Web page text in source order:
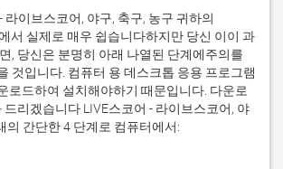
라이브스코어, 야구, 축구, 농구 귀하의
서 실제로 매우 쉽습니다하지만 당신 이이 과
, 당신은 분명히 아래 나열된 단계에주의를
것입니다. 컴퓨터 용 데스크톱 응용 프로그램
로드하여 설치해야하기 때문입니다. 다운로
드리겠습니다 LIVE스코어 - 라이브스코어, 야
의 간단한 4 단계로 컴퓨터에서: